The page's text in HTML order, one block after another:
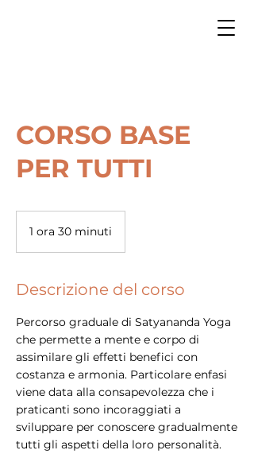
CORSO BASE
PER TUTTI
1 ora 30 minuti
0
i
n
u
t
i
Descrizione del corso
Percorso graduale di Satyananda Yoga
che permette a mente e corpo di
assimilare gli effetti benefici con
costanza e armonia. Particolare enfasi
viene data alla consapevolezza che i
praticanti sono incoraggiati a
sviluppare per conoscere gradualmente
tutti gli aspetti della loro personalità.